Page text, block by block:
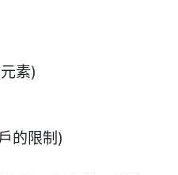
素)
的限制)